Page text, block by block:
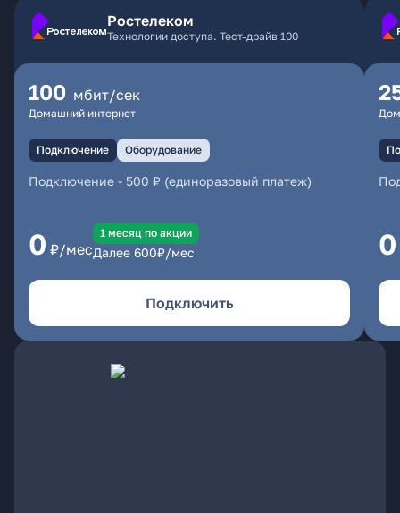
Ростелеком
Технологии доступа. Тест-драйв 100
100 мбит/сек
Домашний интернет
Подключение Оборудование
Подключение - 500 ₽ (единоразовый платеж)
0 ₽/мес
1 месяц по акции
Далее 600₽/мес
Подключить
0